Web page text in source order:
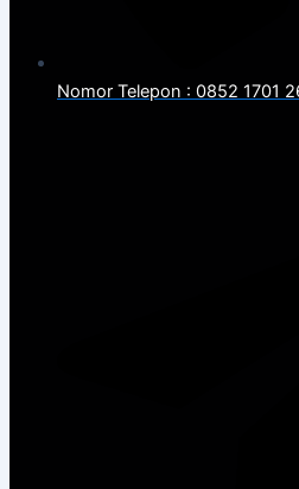
Nomor Telepon : 0852 1701